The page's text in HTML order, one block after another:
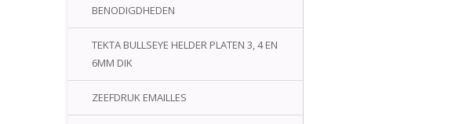
BENODIGDHEDEN
TEKTA BULLSEYE HELDER PLATEN 3, 4 EN
6MM DIK
ZEEFDRUK EMAILLES